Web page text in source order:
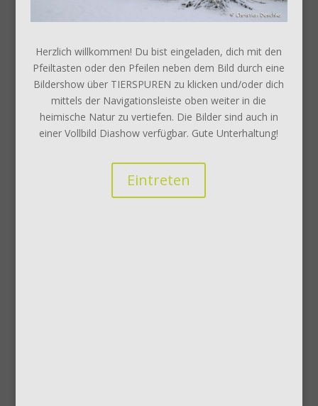
Herzlich willkommen! Du bist eingeladen, dich mit den
Pfeiltasten oder den Pfeilen neben dem Bild durch eine
Bildershow über TIERSPUREN zu klicken und/oder dich
mittels der Navigationsleiste oben weiter in die
heimische Natur zu vertiefen. Die Bilder sind auch in
einer Vollbild Diashow verfügbar. Gute Unterhaltung!
Eintreten